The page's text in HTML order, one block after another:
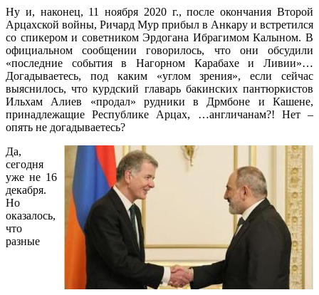
Ну и, наконец, 11 ноября 2020 г., после окончания Второй
Арцахской войны, Ричард Мур прибыл в Анкару и встретился
со спикером и советником Эрдогана Ибрагимом Калыном. В
официальном сообщении говорилось, что они обсудили
«последние события в Нагорном Карабахе и Ливии»…
Догадываетесь, под каким «углом зрения», если сейчас
выяснилось, что курдский главарь бакинских пантюркистов
Ильхам Алиев «продал» рудники в Дрмбоне и Кашене,
принадлежащие Республике Арцах, …англичанам?! Нет –
опять не догадываетесь?
Да,
сегодня
уже не 16
декабря.
Но
оказалось,
что
разные